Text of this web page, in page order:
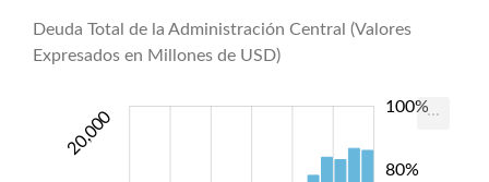
Deuda Total de la Administración Central (Valores
Expresados en Millones de USD)
20,000
-40%
-20%
80%
100%
120%...